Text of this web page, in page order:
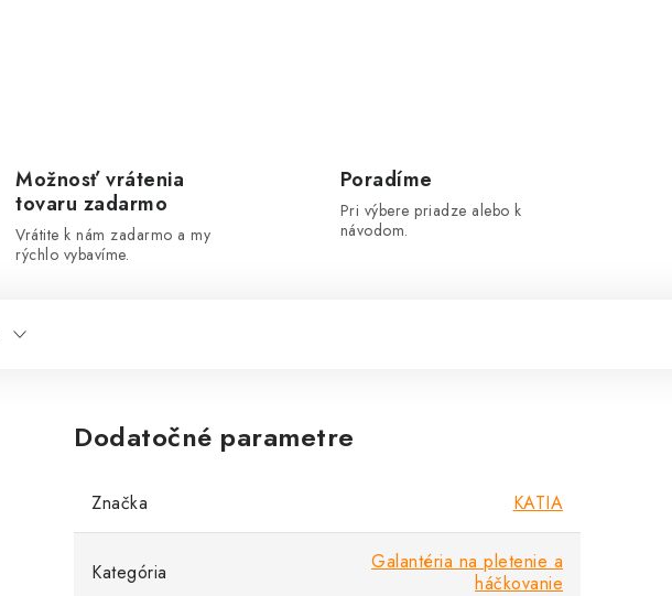
Možnosť vrátenia
tovaru zadarmo
Vrátite k nám zadarmo a my
rýchlo vybavíme.
Poradíme
Pri výbere priadze alebo k
návodom.
Dodatočné parametre
Značka KATIA
Kategória
Galantéria na pletenie a
háčkovanie